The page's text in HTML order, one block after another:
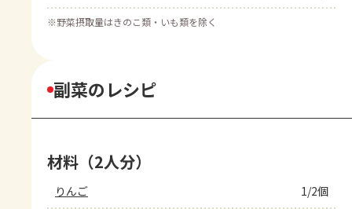
※野菜摂取量はきのこ類・いも類を除く
副菜のレシピ
材料（2人分）
りんご 1/2個